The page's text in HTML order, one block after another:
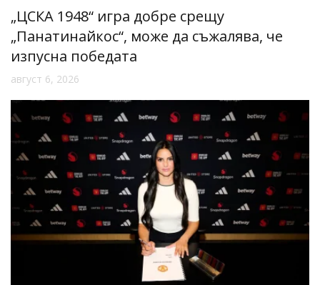
„ЦСКА 1948“ игра добре срещу
„Панатинайкос“, може да съжалява, че
изпусна победата
август 6, 2026